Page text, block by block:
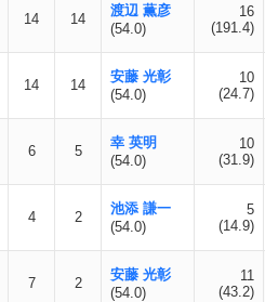
14 14
渡辺 薫彦
(54.0)
16
(191.4)
14 14
安藤 光彰
(54.0)
10
(24.7)
6 5
幸 英明
(54.0)
10
(31.9)
4 2
池添 謙一
(54.0)
5
(14.9)
7 2
安藤 光彰
(54.0)
11
(43.2)